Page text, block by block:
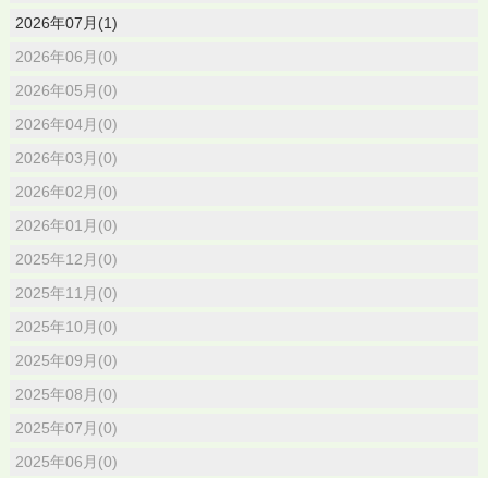
2026年07月(1)
2026年06月(0)
2026年05月(0)
2026年04月(0)
2026年03月(0)
2026年02月(0)
2026年01月(0)
2025年12月(0)
2025年11月(0)
2025年10月(0)
2025年09月(0)
2025年08月(0)
2025年07月(0)
2025年06月(0)